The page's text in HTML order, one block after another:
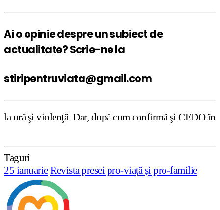
Ai o opinie despre un subiect de
actualitate? Scrie-ne la
stiripentruviata@gmail.com
Dar, după cum confirmă şi CEDO în cazul
Taguri
25 ianuarieRevista presei pro-viață și pro-familie